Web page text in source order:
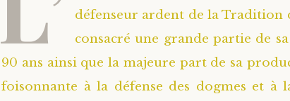
défenseur ardent de la Tradition
consacré une grande partie de
90 ans ainsi que la majeure part de sa
foisonnante à la défense des dogmes et à